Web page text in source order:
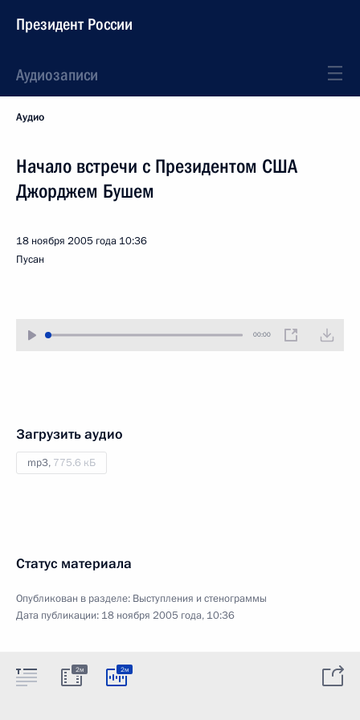
Президент России
Аудиозаписи
Аудио
Начало встречи с Президентом США
Джорджем Бушем
18 ноября 2005 года 10:36
Пусан
00:00
Загрузить аудио
mp3, 775.6 кБ
Статус материала
Опубликован в разделе: Выступления и стенограммы
Дата публикации: 18 ноября 2005 года, 10:36
2м 2м